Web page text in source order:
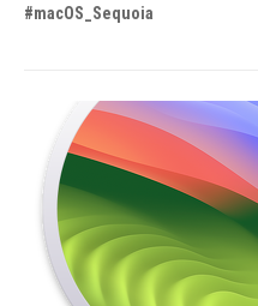
#macOS_Sequoia